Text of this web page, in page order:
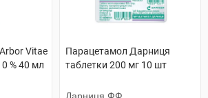
Vitae
% 40 мл
Парацетамол Дарниця
таблетки 200 мг 10 шт